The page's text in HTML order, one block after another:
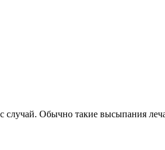
случай. Обычно такие высыпания